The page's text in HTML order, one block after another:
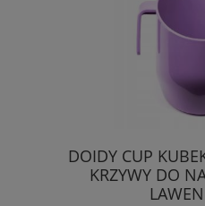
DOIDY CUP
KRZYWY DO